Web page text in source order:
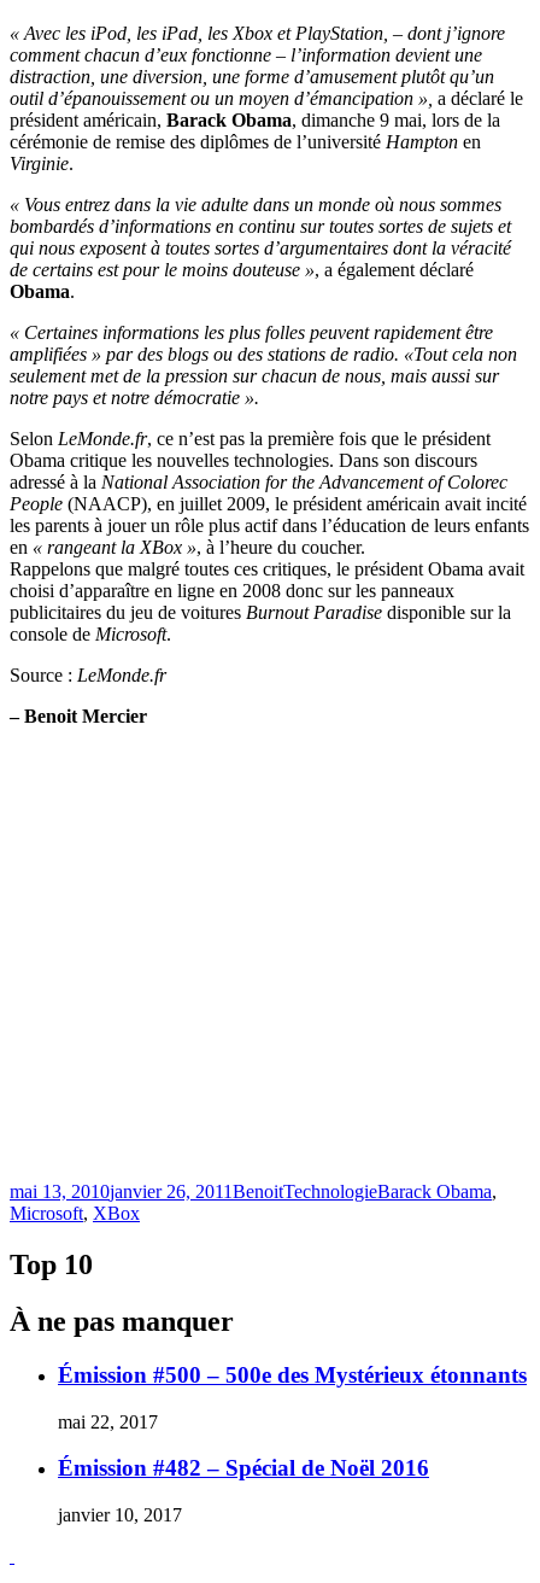
« Avec les iPod, les iPad, les Xbox et PlayStation, – dont j’ignore
comment chacun d’eux fonctionne – l’information devient une
distraction, une diversion, une forme d’amusement plutôt qu’un
outil d’épanouissement ou un moyen d’émancipation », a déclaré le
président américain, Barack Obama, dimanche 9 mai, lors de la
cérémonie de remise des diplômes de l’université Hampton en
Virginie.
« Vous entrez dans la vie adulte dans un monde où nous sommes
bombardés d’informations en continu sur toutes sortes de sujets et
qui nous exposent à toutes sortes d’argumentaires dont la véracité
de certains est pour le moins douteuse », a également déclaré
Obama.
« Certaines informations les plus folles peuvent rapidement être
amplifiées » par des blogs ou des stations de radio. «Tout cela non
seulement met de la pression sur chacun de nous, mais aussi sur
notre pays et notre démocratie ».
Selon LeMonde.fr, ce n’est pas la première fois que le président
Obama critique les nouvelles technologies. Dans son discours
adressé à la National Association for the Advancement of Colorec
People (NAACP), en juillet 2009, le président américain avait incité
les parents à jouer un rôle plus actif dans l’éducation de leurs enfants
en « rangeant la XBox », à l’heure du coucher.
Rappelons que malgré toutes ces critiques, le président Obama avait
choisi d’apparaître en ligne en 2008 donc sur les panneaux
publicitaires du jeu de voitures Burnout Paradise disponible sur la
console de Microsoft.
Source : LeMonde.fr
– Benoit Mercier
Publié
le
mai 13, 2010janvier 26, 2011BenoitCatégories
TechnologieÉtiquettes
Barack Obama,
Microsoft, XBox
Top 10
À ne pas manquer
Émission #500 – 500e des Mystérieux étonnants
mai 22, 2017
Émission #482 – Spécial de Noël 2016
janvier 10, 2017